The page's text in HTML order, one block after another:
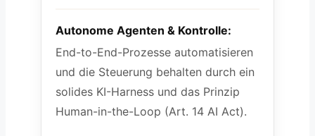
Autonome Agenten & Kontrolle:
End-to-End-Prozesse automatisieren
und die Steuerung behalten durch ein
solides KI-Harness und das Prinzip
Human-in-the-Loop (Art. 14 AI Act).